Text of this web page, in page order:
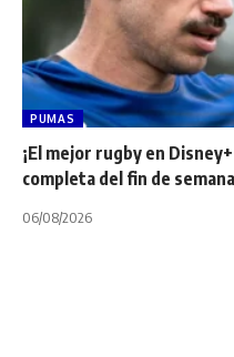
PUMAS
¡El mejor rugby en
completa del fin de semana
06/08/2026